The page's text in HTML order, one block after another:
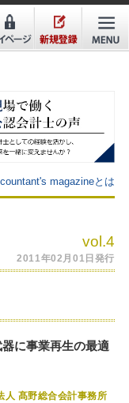
magazineとは
vol.4
2011年02月01日発行
に事業再生の最適
人 髙野総合会計事務所